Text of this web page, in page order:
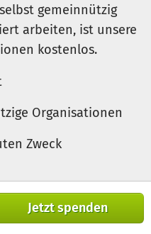
Jetzt spenden
zu
dazu beitragen, dass
ein nährstoffreiches
Menschen adäquat
geflüchtete Personen
mittels einer
gemeinnützig
arbeiten, ist unsere
kostenlos.
Organisationen
Zweck